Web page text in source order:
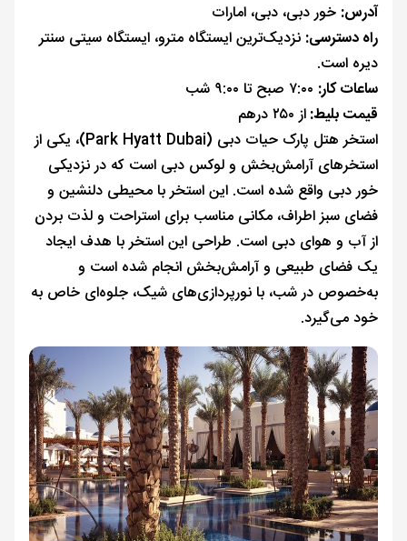
آدرس: خور دبی، دبی، امارات
راه دسترسی: نزدیک‌ترین ایستگاه مترو، ایستگاه سیتی سنتر
دیره است.
ساعات کار:
قیمت بلیط:از ۲۵۰ درهم
استخر هتل پارک حیات دبی (Park Hyatt Dubai)، یکی از
استخرهای آرامش‌بخش و لوکس دبی است که در نزدیکی
خور دبی واقع شده است. این استخر با محیطی دلنشین و
فضای سبز اطراف، مکانی مناسب برای استراحت و لذت بردن
از آب و هوای دبی است. طراحی این استخر با هدف ایجاد
یک فضای طبیعی و آرامش‌بخش انجام شده است و
به‌خصوص در شب، با نورپردازی‌های شیک، جلوه‌ای خاص به
خود می‌گیرد.